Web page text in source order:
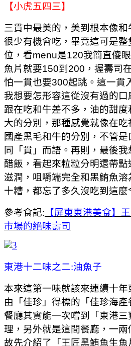
【小虎五四三】
三貫中最美的，美到根本像
很少有機會吃，畢竟這可是
位，看menu是120我簡直傻
魚片就要150到200，握壽司
怕一貫也要300起跳。這一貫
我想要怎形容這從沒有過的
跟在吃和牛差不多，油的甜
大的分別，那種感覺就像在
國產黑毛和牛的分別，不管
同「貫」而語。再則，最後
醋飯，看起來粒粒分明還帶
滋潤，咀嚼端完全和黑鮪魚
十糟，都忘了多久沒吃到這
參考食記: 【屏東東港美食】
市場的絕味壽司
東港十二味之二:油魚子
本來這第一味就該來連續十
由「佳珍」得標的「佳珍海
餐廳其實能一次嚐到「東港
理，另外就是這間餐廳，一
故先介紹了「王匠黑鮪魚生